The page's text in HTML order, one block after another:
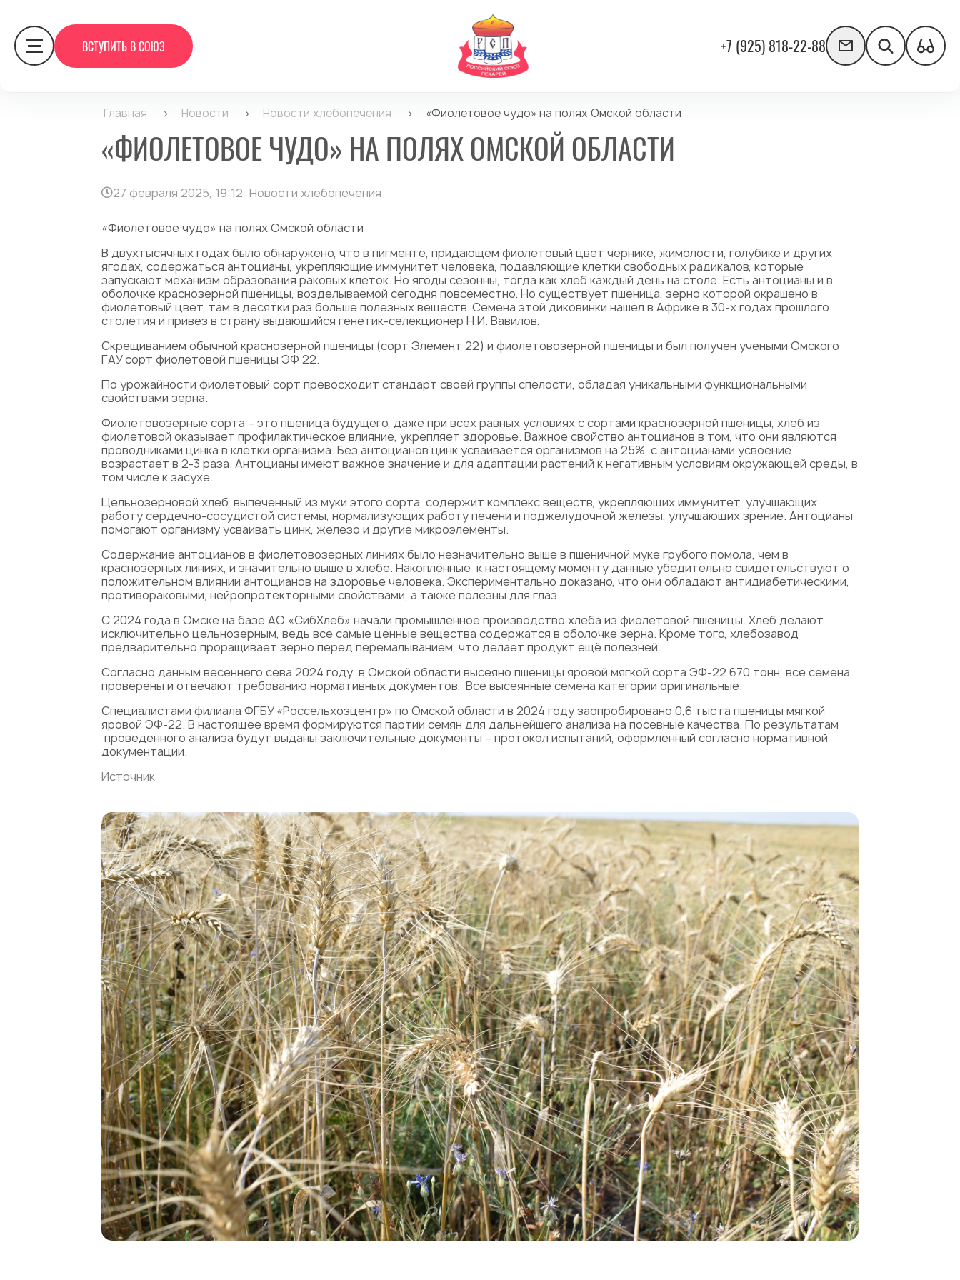
ВСТУПИТЬ В СОЮЗ +7 (925) 818-22-88
Главная > Новости > Новости хлебопечения > «Фиолетовое чудо» на полях Омской области
«ФИОЛЕТОВОЕ ЧУДО» НА ПОЛЯХ ОМСКОЙ ОБЛАСТИ
27 февраля 2025, 19:12 ·Новости хлебопечения
«Фиолетовое чудо» на полях Омской области
В двухтысячных годах было обнаружено, что в пигменте, придающем фиолетовый цвет чернике, жимолости, голубике и других
ягодах, содержаться антоцианы, укрепляющие иммунитет человека, подавляющие клетки свободных радикалов, которые
запускают механизм образования раковых клеток. Но ягоды сезонны, тогда как хлеб каждый день на столе. Есть антоцианы и в
оболочке краснозерной пшеницы, возделываемой сегодня повсеместно. Но существует пшеница, зерно которой окрашено в
фиолетовый цвет, там в десятки раз больше полезных веществ. Семена этой диковинки нашел в Африке в 30-х годах прошлого
столетия и привез в страну выдающийся генетик-селекционер Н.И. Вавилов.
Скрещиванием обычной краснозерной пшеницы (сорт Элемент 22) и фиолетовозерной пшеницы и был получен учеными Омского
ГАУ сорт фиолетовой пшеницы ЭФ 22.
По урожайности фиолетовый сорт превосходит стандарт своей группы спелости, обладая уникальными функциональными
свойствами зерна.
Фиолетовозерные сорта – это пшеница будущего, даже при всех равных условиях с сортами краснозерной пшеницы, хлеб из
фиолетовой оказывает профилактическое влияние, укрепляет здоровье. Важное свойство антоцианов в том, что они являются
проводниками цинка в клетки организма. Без антоцианов цинк усваивается организмов на 25%, с антоцианами усвоение
возрастает в 2-3 раза. Антоцианы имеют важное значение и для адаптации растений к негативным условиям окружающей среды, в
том числе к засухе.
Цельнозерновой хлеб, выпеченный из муки этого сорта, содержит комплекс веществ, укрепляющих иммунитет, улучшающих
работу сердечно-сосудистой системы, нормализующих работу печени и поджелудочной железы, улучшающих зрение. Антоцианы
помогают организму усваивать цинк, железо и другие микроэлементы.
Содержание антоцианов в фиолетовозерных линиях было незначительно выше в пшеничной муке грубого помола, чем в
краснозерных линиях, и значительно выше в хлебе. Накопленные к настоящему моменту данные убедительно свидетельствуют о
положительном влиянии антоцианов на здоровье человека. Экспериментально доказано, что они обладают антидиабетическими,
противораковыми, нейропротекторными свойствами, а также полезны для глаз.
С 2024 года в Омске на базе АО «СибХлеб» начали промышленное производство хлеба из фиолетовой пшеницы. Хлеб делают
исключительно цельнозерным, ведь все самые ценные вещества содержатся в оболочке зерна. Кроме того, хлебозавод
предварительно проращивает зерно перед перемалыванием, что делает продукт ещё полезней.
Согласно данным весеннего сева 2024 году в Омской области высеяно пшеницы яровой мягкой сорта ЭФ-22 670 тонн, все семена
проверены и отвечают требованию нормативных документов. Все высеянные семена категории оригинальные.
Специалистами филиала ФГБУ «Россельхозцентр» по Омской области в 2024 году заопробировано 0,6 тыс га пшеницы мягкой
яровой ЭФ-22. В настоящее время формируются партии семян для дальнейшего анализа на посевные качества. По результатам
проведенного анализа будут выданы заключительные документы – протокол испытаний, оформленный согласно нормативной
документации.
Источник
Храм
Серафима
Саровского
«Берривуд
Фэмили»